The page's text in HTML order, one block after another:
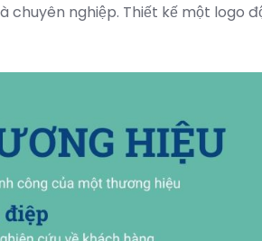
nghiệp. Thiết kế một logo